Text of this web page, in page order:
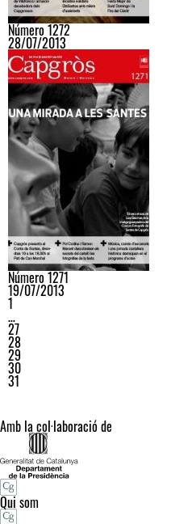
Número 1272
28/07/2013
Número 1271
19/07/2013
1
…
27
28
29
30
31
Amb la col·laboració de
Qui som